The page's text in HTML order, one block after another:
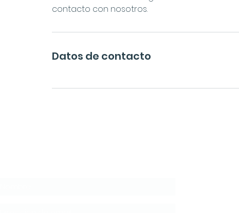
contacto con nosotros.
Datos de contacto